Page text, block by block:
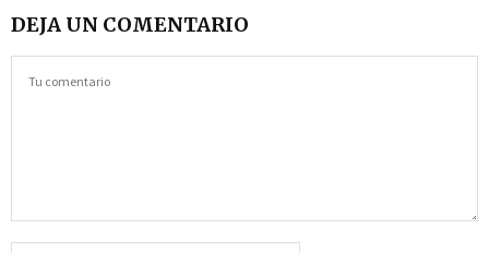
DEJA UN COMENTARIO